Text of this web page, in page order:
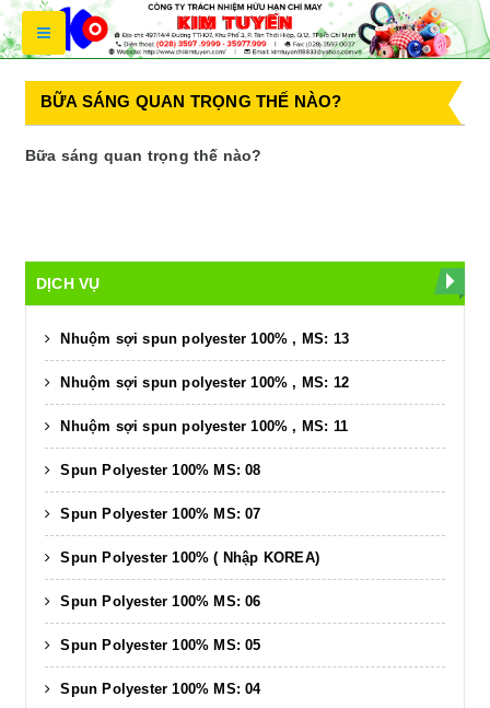
BỮA SÁNG QUAN TRỌNG THẾ NÀO?
Bữa sáng quan trọng thế nào?
DỊCH VỤ
Nhuộm sợi spun polyester 100% , MS: 13
Nhuộm sợi spun polyester 100% , MS: 12
Nhuộm sợi spun polyester 100% , MS: 11
Spun Polyester 100% MS: 08
Spun Polyester 100% MS: 07
Spun Polyester 100% ( Nhập KOREA)
Spun Polyester 100% MS: 06
Spun Polyester 100% MS: 05
Spun Polyester 100% MS: 04